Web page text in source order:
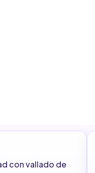
con vallado de